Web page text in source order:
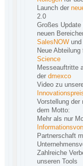
Launch der
2.0
Großes
neuen
SalesNOW und
Neue Abteilung
Science
Messeauftritte
der dmexco
Video zu
Vorstellung der
dem Motto:
Mehr als nur
Partnerschaft
Zahlreiche
unseren Tools